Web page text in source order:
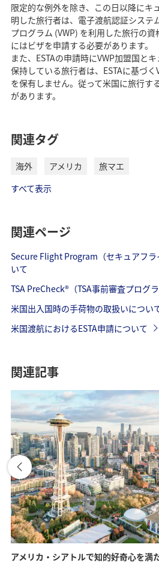
限定的な例外を除き、この日以降にキ
明した旅行者は、電子渡航認証システ
プログラム (VWP) を利用した旅行の
にはビザを申請する必要があります。
また、ESTAの申請時にVWP加盟国と
保持している旅行者は、ESTAに基づ
を保有しません。従って米国に旅行す
があります。
関連タグ
海外 アメリカ
旅マエ
すべて表示
関連ページ
Secure Flight Program（セキュアフ
いて
TSA PreCheck®（TSA事前審査プログ
米国出入国時の手荷物の取扱いについ
米国渡航におけるESTA申請について
関連記事
アメリカ・シアトルで知的好奇心を満